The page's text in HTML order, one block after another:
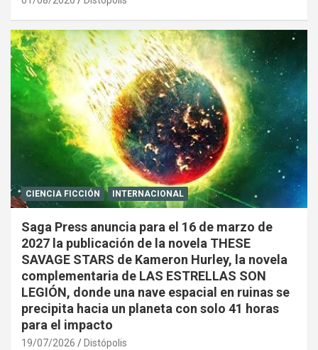
CIENCIA FICCIÓN INTERNACIONAL
Saga Press anuncia para el 16 de marzo de
2027 la publicación de la novela THESE
SAVAGE STARS de Kameron Hurley, la novela
complementaria de LAS ESTRELLAS SON
LEGIÓN, donde una nave espacial en ruinas se
precipita hacia un planeta con solo 41 horas
para el impacto
19/07/2026 Distópolis